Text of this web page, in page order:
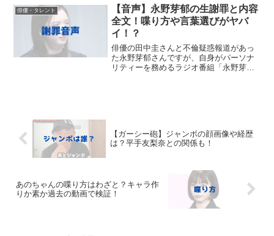
ますが、どういう意味なのか気になりま
す・・・！...
俳優・タレント
【音声】永野芽郁の生謝罪と内容
全文！喋り方や言葉選びがヤバ
イ！？
俳優の田中圭さんと不倫疑惑報道があっ
た永野芽郁さんですが、自身がパーソナ
リティーを務めるラジオ番組「永野芽郁
【ガーシー砲】ジャンボの顔画像や経歴
は？平手友梨奈との関係も！
あのちゃんの喋り方はわざと？キャラ作
りか素か過去の動画で検証！